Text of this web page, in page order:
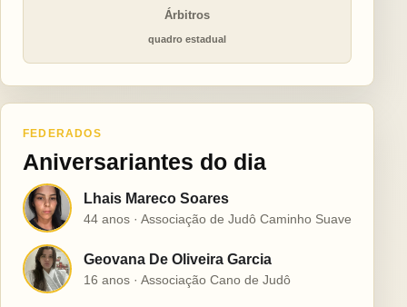
Árbitros
quadro estadual
FEDERADOS
Aniversariantes do dia
L Lhais Mareco Soares
44 anos · Associação de Judô Caminho Suave
G Geovana De Oliveira Garcia
16 anos · Associação Cano de Judô